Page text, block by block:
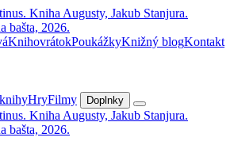
KnihovrátokPoukážkyKnižný blogKontakt
HryFilmy Doplnky